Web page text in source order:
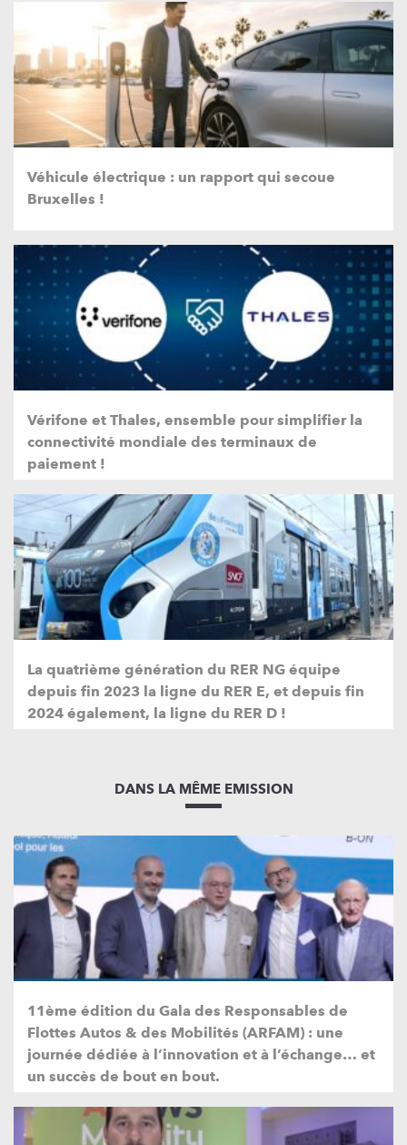
Véhicule électrique : un rapport qui secoue
Bruxelles !
Vérifone et Thales, ensemble pour simplifier la
connectivité mondiale des terminaux de
paiement !
La quatrième génération du RER NG équipe
depuis fin 2023 la ligne du RER E, et depuis fin
2024 également, la ligne du RER D !
DANS LA MÊME EMISSION
11ème édition du Gala des Responsables de
Flottes Autos & des Mobilités (ARFAM) : une
journée dédiée à l’innovation et à l’échange… et
un succès de bout en bout.